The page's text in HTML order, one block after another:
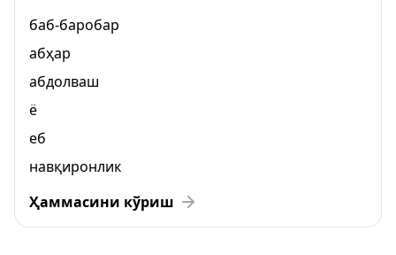
баб-баробар
абҳар
абдолваш
ё
еб
навқиронлик
Ҳаммасини кўриш